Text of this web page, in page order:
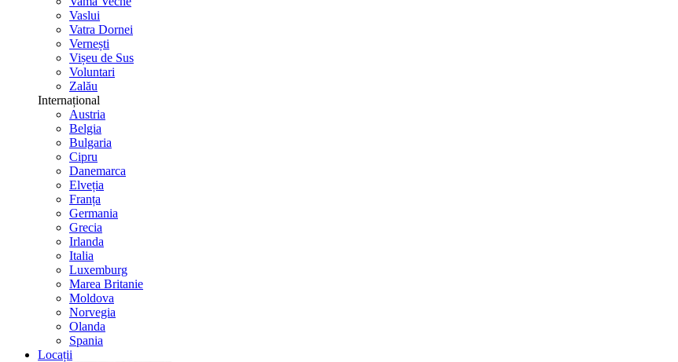
Vaslui
Vatra Dornei
Vernești
Vișeu de Sus
Voluntari
Zalău
Internațional
Austria
Belgia
Bulgaria
Cipru
Danemarca
Elveția
Franța
Germania
Grecia
Irlanda
Italia
Luxemburg
Marea Britanie
Moldova
Norvegia
Olanda
Spania
Locații